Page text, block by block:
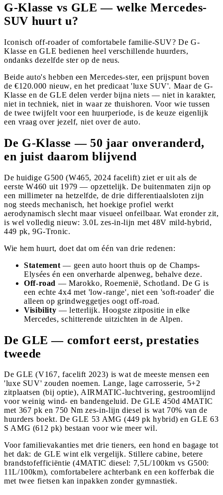
G-Klasse vs GLE — welke Mercedes-
SUV huurt u?
Iconisch off-roader of comfortabele familie-SUV? De G-
Klasse en GLE bedienen heel verschillende huurders,
ondanks dezelfde ster op de neus.
Beide auto's hebben een Mercedes-ster, een prijspunt boven
de €120.000 nieuw, en het predicaat 'luxe SUV'. Maar de G-
Klasse en de GLE delen verder bijna niets — niet in karakter,
niet in techniek, niet in waar ze thuishoren. Voor wie tussen
de twee twijfelt voor een huurperiode, is de keuze eigenlijk
een vraag over jezelf, niet over de auto.
De G-Klasse — 50 jaar onveranderd,
en juist daarom blijvend
De huidige G500 (W465, 2024 facelift) ziet er uit als de
eerste W460 uit 1979 — opzettelijk. De buitenmaten zijn op
een millimeter na hetzelfde, de drie differentiaalsloten zijn
nog steeds mechanisch, het hoekige profiel werkt
aerodynamisch slecht maar visueel onfeilbaar. Wat eronder zit,
is wel volledig nieuw: 3.0L zes-in-lijn met 48V mild-hybrid,
449 pk, 9G-Tronic.
Wie hem huurt, doet dat om één van drie redenen:
Statement — geen auto hoort thuis op de Champs-
Elysées én een onverharde alpenweg, behalve deze.
Off-road — Marokko, Roemenië, Schotland. De G is
een echte 4x4 met 'low-range', niet een 'soft-roader' die
alleen op grindweggetjes oogt off-road.
Visibility — letterlijk. Hoogste zitpositie in elke
Mercedes, schitterende uitzichten in de Alpen.
De GLE — comfort eerst, prestaties
tweede
De GLE (V167, facelift 2023) is wat de meeste mensen een
'luxe SUV' zouden noemen. Lange, lage carrosserie, 5+2
zitplaatsen (bij optie), AIRMATIC-luchtvering, gestroomlijnd
voor weinig wind- en bandengeluid. De GLE 450d 4MATIC
met 367 pk en 750 Nm zes-in-lijn diesel is wat 70% van de
huurders boekt. De GLE 53 AMG (449 pk hybrid) en GLE 63
S AMG (612 pk) bestaan voor wie meer wil.
Voor familievakanties met drie tieners, een hond en bagage tot
het dak: de GLE wint elk vergelijk. Stillere cabine, betere
brandstofefficiëntie (4MATIC diesel: 7,5L/100km vs G500:
11L/100km), comfortabelere achterbank en een kofferbak die
met twee fietsen kan inpakken zonder gymnastiek.